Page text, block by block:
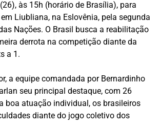
às 15h (horário de Brasília), para
Liubliana, na Eslovênia, pela segunda
Nações. O Brasil busca a reabilitação
derrota na competição diante da
a 1.
a equipe comandada por Bernardinho
seu principal destaque, com 26
boa atuação individual, os brasileiros
diante do jogo coletivo dos